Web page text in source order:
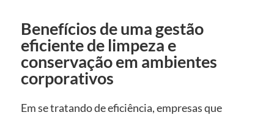
Benefícios de uma gestão
eficiente de limpeza e
conservação em ambientes
corporativos
Em se tratando de eficiência, empresas que